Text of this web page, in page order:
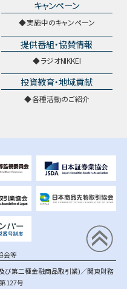
キャンペーン
実施中のキャンペーン
提供番組・協賛情報
ラジオNIKKEI
投資教育・地域貢献
各種活動のご紹介
会等
び第二種金融商品取引業)／関東財務
127号